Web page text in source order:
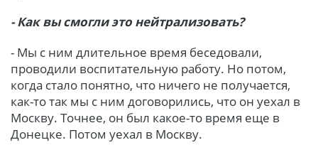
- Как вы смогли это нейтрализовать?
- Мы с ним длительное время беседовали,
проводили воспитательную работу. Но потом,
когда стало понятно, что ничего не получается,
как-то так мы с ним договорились, что он уехал в
Москву. Точнее, он был какое-то время еще в
Донецке. Потом уехал в Москву.